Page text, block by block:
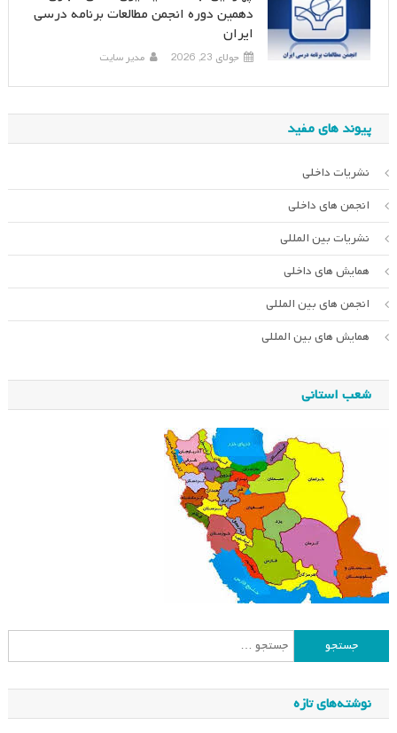
دهمین دوره انجمن مطالعات برنامه درسی
ایران
جولای 23, 2026 مدیر سایت
پیوند های مفید
نشریات داخلی
انجمن های داخلی
نشریات بین المللی
همایش های داخلی
انجمن های بین المللی
همایش های بین المللی
شعب استانی
جستجو
برای:
نوشته‌های تازه